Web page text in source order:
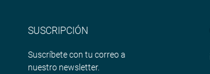
SUSCRIPCIÓN
Suscríbete con tu correo a
nuestro newsletter.